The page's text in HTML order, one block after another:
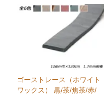
ゴーストレース（ホワイト
ワックス） 黒/茶/焦茶/赤/